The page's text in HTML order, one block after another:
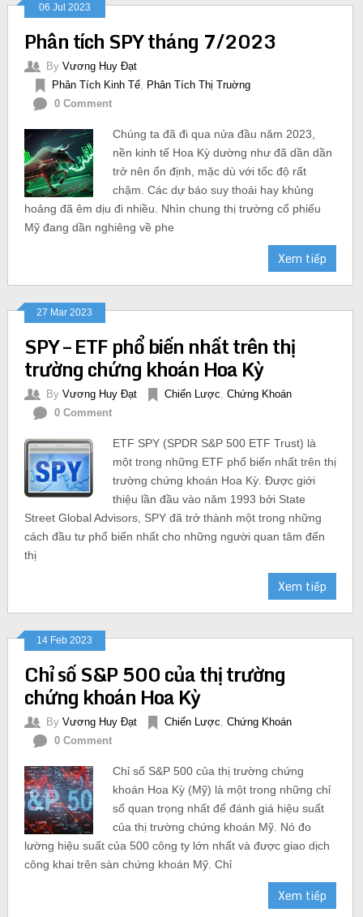
06 Jul 2023
Phân tích SPY tháng 7/2023
By Vương Huy Đạt
Phân Tích Kinh Tế, Phân Tích Thị Truờng
0 Comment
Chúng ta đã đi qua nửa đầu năm 2023,
nền kinh tế Hoa Kỳ dường như đã dần dần
trở nên ổn định, mặc dù với tốc độ rất
chậm. Các dự báo suy thoái hay khủng
hoảng đã êm dịu đi nhiều. Nhìn chung thị trường cổ phiếu
Mỹ đang dần nghiêng về phe
Xem tiếp
27 Mar 2023
SPY – ETF phổ biến nhất trên thị
trường chứng khoán Hoa Kỳ
By Vương Huy Đạt Chiến Lược Chứng Khoán
0 Comment
ETF SPY (SPDR S&P 500 ETF Trust) là
một trong những ETF phổ biến nhất trên thị
trường chứng khoán Hoa Kỳ. Được giới
thiệu lần đầu vào năm 1993 bởi State
Street Global Advisors, SPY đã trở thành một trong những
cách đầu tư phổ biến nhất cho những người quan tâm đến
thị
Xem tiếp
14 Feb 2023
Chỉ số S&P 500 của thị trường
chứng khoán Hoa Kỳ
By Vương Huy Đạt Chiến Lược Chứng Khoán
0 Comment
Chỉ số S&P 500 của thị trường chứng
khoán Hoa Kỳ (Mỹ) là một trong những chỉ
số quan trọng nhất để đánh giá hiệu suất
của thị trường chứng khoán Mỹ. Nó đo
lường hiệu suất của 500 công ty lớn nhất và được giao dịch
công khai trên sàn chứng khoán Mỹ. Chỉ
Xem tiếp